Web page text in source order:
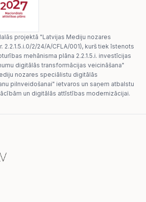
projektā "Latvijas Mediju nozares
2.2.1.5.i.0/2/24/A/CFLA/001), kurš tiek īstenots
mehānisma plāna 2.2.1.5.i. investīcijas
digitālās transformācijas veicināšana"
nozares speciālistu digitālās
pilnveidošanai" ietvaros un saņem atbalstu
un digitālās attīstības modernizācijai.